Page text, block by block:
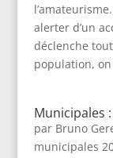
alerter d’un
déclenche
population, on
Municipales
par Bruno
municipales